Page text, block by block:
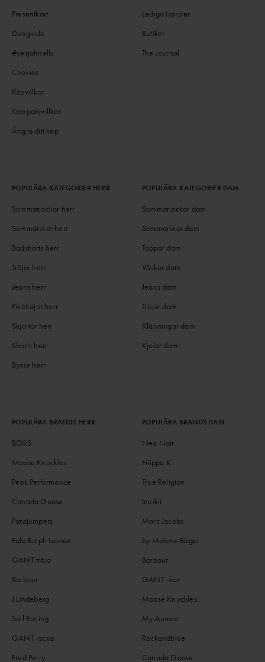
Presentkort
Dunguide
#yesjohnells
Cookies
Köpvillkor
Kampanjvillkor
Ångra ditt köp
Lediga tjänster
Butiker
The Journal
POPULÄRA KATEGORIER HERR
Sommarjackor herr
Sommarskor herr
Badshorts herr
Tröjor herr
Jeans herr
Pikétröjor herr
Skjortor herr
Shorts herr
Byxor herr
POPULÄRA KATEGORIER DAM
Sommarjackor dam
Sommarskor dam
Toppar dam
Väskor dam
Jeans dam
Tröjor dam
Klänningar dam
Kjolar dam
POPULÄRA BRANDS HERR
BOSS
Moose Knuckles
Peak Performance
Canada Goose
Parajumpers
Polo Ralph Lauren
GANT tröja
Barbour
J.Lindeberg
Sail Racing
GANT jacka
Fred Perry
POPULÄRA BRANDS DAM
Neo Noir
Filippa K
True Religion
Inuikii
Marc Jacobs
by Malene Birger
Barbour
GANT skor
Moose Knuckles
My Aurora
Rockandblue
Canada Goose